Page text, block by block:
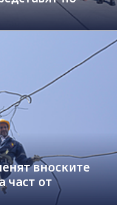
вноските
част от